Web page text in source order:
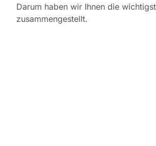
Darum haben wir Ihnen die
zusammengestellt.